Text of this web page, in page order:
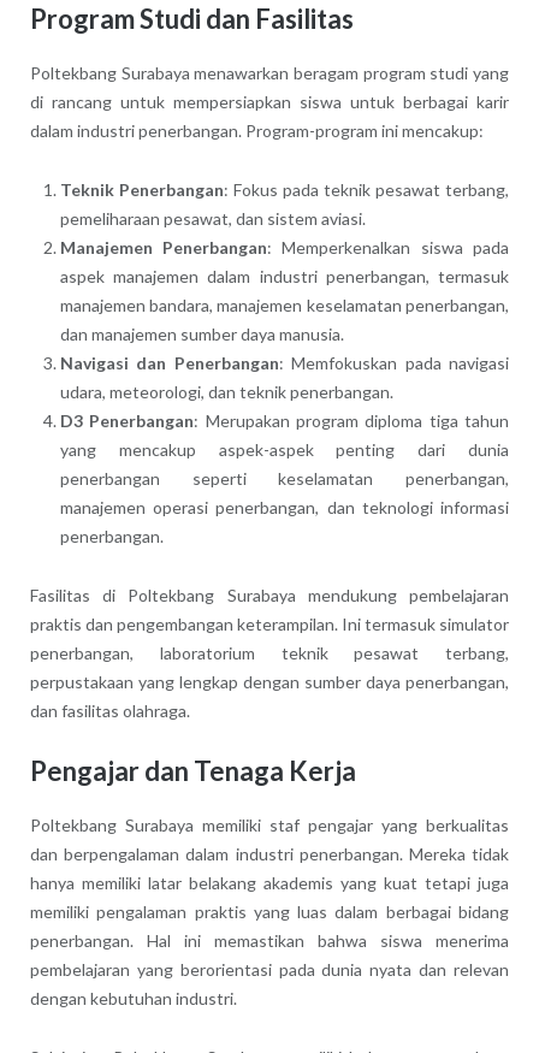
Program Studi dan Fasilitas
Poltekbang Surabaya menawarkan beragam program studi yang
di rancang untuk mempersiapkan siswa untuk berbagai karir
dalam industri penerbangan. Program-program ini mencakup:
Teknik Penerbangan: Fokus pada teknik pesawat terbang,
pemeliharaan pesawat, dan sistem aviasi.
Manajemen Penerbangan: Memperkenalkan siswa pada
aspek manajemen dalam industri penerbangan, termasuk
manajemen bandara, manajemen keselamatan penerbangan,
dan manajemen sumber daya manusia.
Navigasi dan Penerbangan: Memfokuskan pada navigasi
udara, meteorologi, dan teknik penerbangan.
D3 Penerbangan: Merupakan program diploma tiga tahun
yang mencakup aspek-aspek penting dari dunia
penerbangan seperti keselamatan penerbangan,
manajemen operasi penerbangan, dan teknologi informasi
penerbangan.
Fasilitas di Poltekbang Surabaya mendukung pembelajaran
praktis dan pengembangan keterampilan. Ini termasuk simulator
penerbangan, laboratorium teknik pesawat terbang,
perpustakaan yang lengkap dengan sumber daya penerbangan,
dan fasilitas olahraga.
Pengajar dan Tenaga Kerja
Poltekbang Surabaya memiliki staf pengajar yang berkualitas
dan berpengalaman dalam industri penerbangan. Mereka tidak
hanya memiliki latar belakang akademis yang kuat tetapi juga
memiliki pengalaman praktis yang luas dalam berbagai bidang
penerbangan. Hal ini memastikan bahwa siswa menerima
pembelajaran yang berorientasi pada dunia nyata dan relevan
dengan kebutuhan industri.